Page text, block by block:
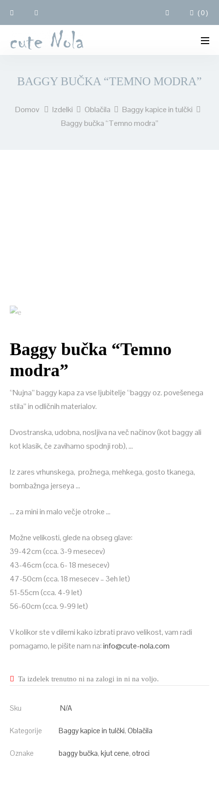
(0)
BAGGY BUČKA “TEMNO MODRA”
Domov Izdelki Oblačila
Baggy kapice in tulčki
Baggy bučka “Temno modra”
Baggy bučka “Temno
modra”
“Nujna” baggy kapa za vse ljubitelje “baggy oz. povešenega
stila” in odličnih materialov.
Dvostranska, udobna, nosljiva na več načinov (kot baggy ali
kot klasik, če zavihamo spodnji rob), …
Iz zares vrhunskega, prožnega, mehkega, gosto tkanega,
bombažnga jerseya …
… za mini in malo večje otroke …
Možne velikosti, glede na obseg glave:
39-42cm (cca. 3-9 mesecev)
43-46cm (cca. 6- 18 mesecev)
47-50cm (cca. 18 mesecev – 3eh let)
51-55cm (cca. 4-9 let)
56-60cm (cca. 9-99 let)
V kolikor ste v dilemi kako izbrati pravo velikost, vam radi
pomagamo, le pišite nam na:info@cute-nola.com
Ta izdelek trenutno ni na zalogi in ni na voljo.
Sku N/A
Kategorije Baggy kapice in tulčki, Oblačila
Oznake baggy bučka, kjut cene, otroci